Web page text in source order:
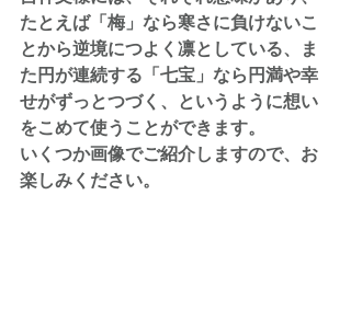
たとえば「梅」なら寒さに負けないこ
とから逆境につよく凛としている、ま
た円が連続する「七宝」なら円満や幸
せがずっとつづく、というように想い
をこめて使うことができます。
いくつか画像でご紹介しますので、お
楽しみください。